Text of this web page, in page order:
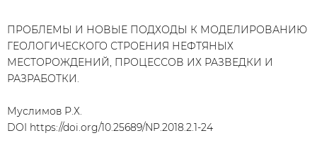
ПРОБЛЕМЫ И НОВЫЕ ПОДХОДЫ К МОДЕЛИРОВАНИЮ
ГЕОЛОГИЧЕСКОГО СТРОЕНИЯ НЕФТЯНЫХ
МЕСТОРОЖДЕНИЙ, ПРОЦЕССОВ ИХ РАЗВЕДКИ И
РАЗРАБОТКИ.
Муслимов Р.Х.
DOI https://doi.org/10.25689/NP.2018.2.1-24